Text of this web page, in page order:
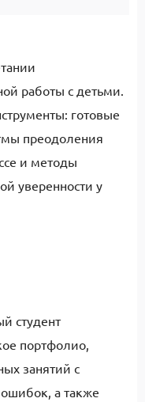
работы с детьми.
готовые
преодоления
и методы
уверенности у
студент
портфолио,
занятий с
а также